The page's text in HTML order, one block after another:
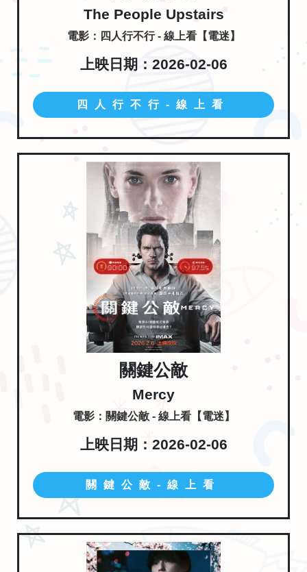
The People Upstairs
電影：四人行不行 - 線上看【電迷】
上映日期：2026-02-06
四人行不行-線上看
關鍵公敵
Mercy
電影：關鍵公敵 - 線上看【電迷】
上映日期：2026-02-06
關鍵公敵-線上看